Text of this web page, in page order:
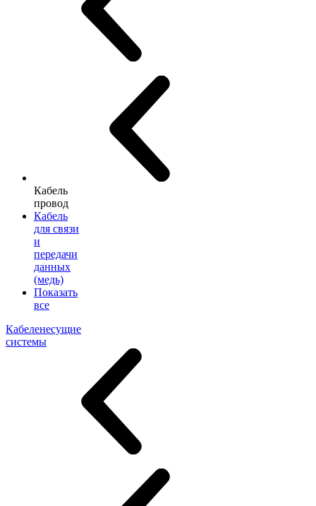
Кабель
провод
Кабель
для связи
и
передачи
данных
(медь)
Показать
все
Кабеленесущие
системы